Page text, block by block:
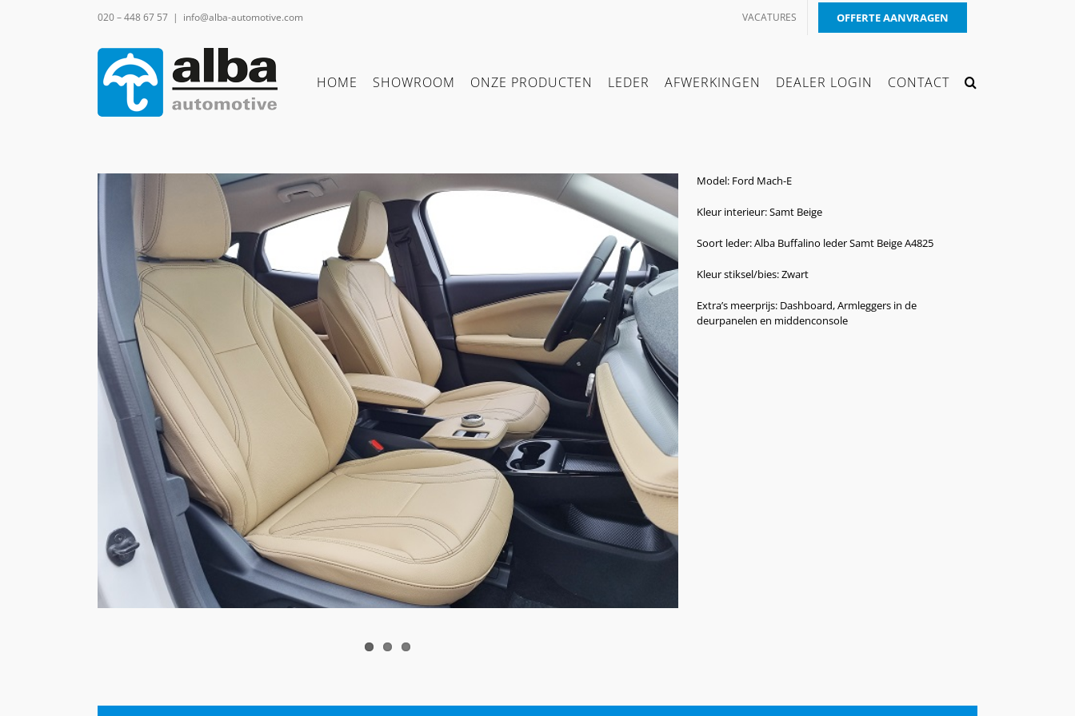
020 – 448 67 57 | info@alba-automotive.com VACATURES OFFERTE AANVRAGEN
HOME SHOWROOM ONZE PRODUCTEN LEDER AFWERKINGEN DEALER LOGIN CONTACT
Model: Ford Mach-E
Kleur interieur: Samt Beige
Soort leder: Alba Buffalino leder Samt Beige A4825
Kleur stiksel/bies: Zwart
Extra’s meerprijs: Dashboard, Armleggers in de
deurpanelen en middenconsole